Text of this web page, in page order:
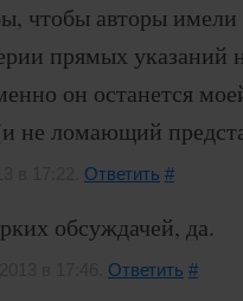
чтобы авторы
прямых
он останется
не ломающий
Ответить #
обсуждачей, да.
Ответить #